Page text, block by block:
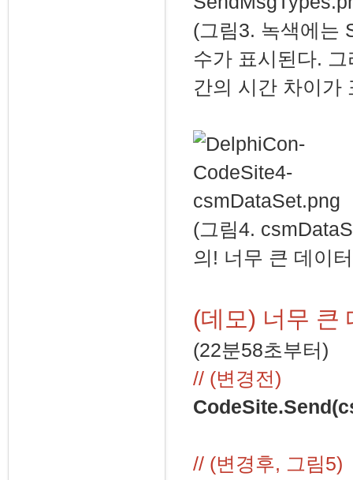
(그림3. 녹색에는
수가 표시된다.
간의 시간 차이가
(그림4.
의! 너무 큰 데이
(데모) 너무 큰
(22분58초부터)
// (변경전)
// (변경후, 그림5)